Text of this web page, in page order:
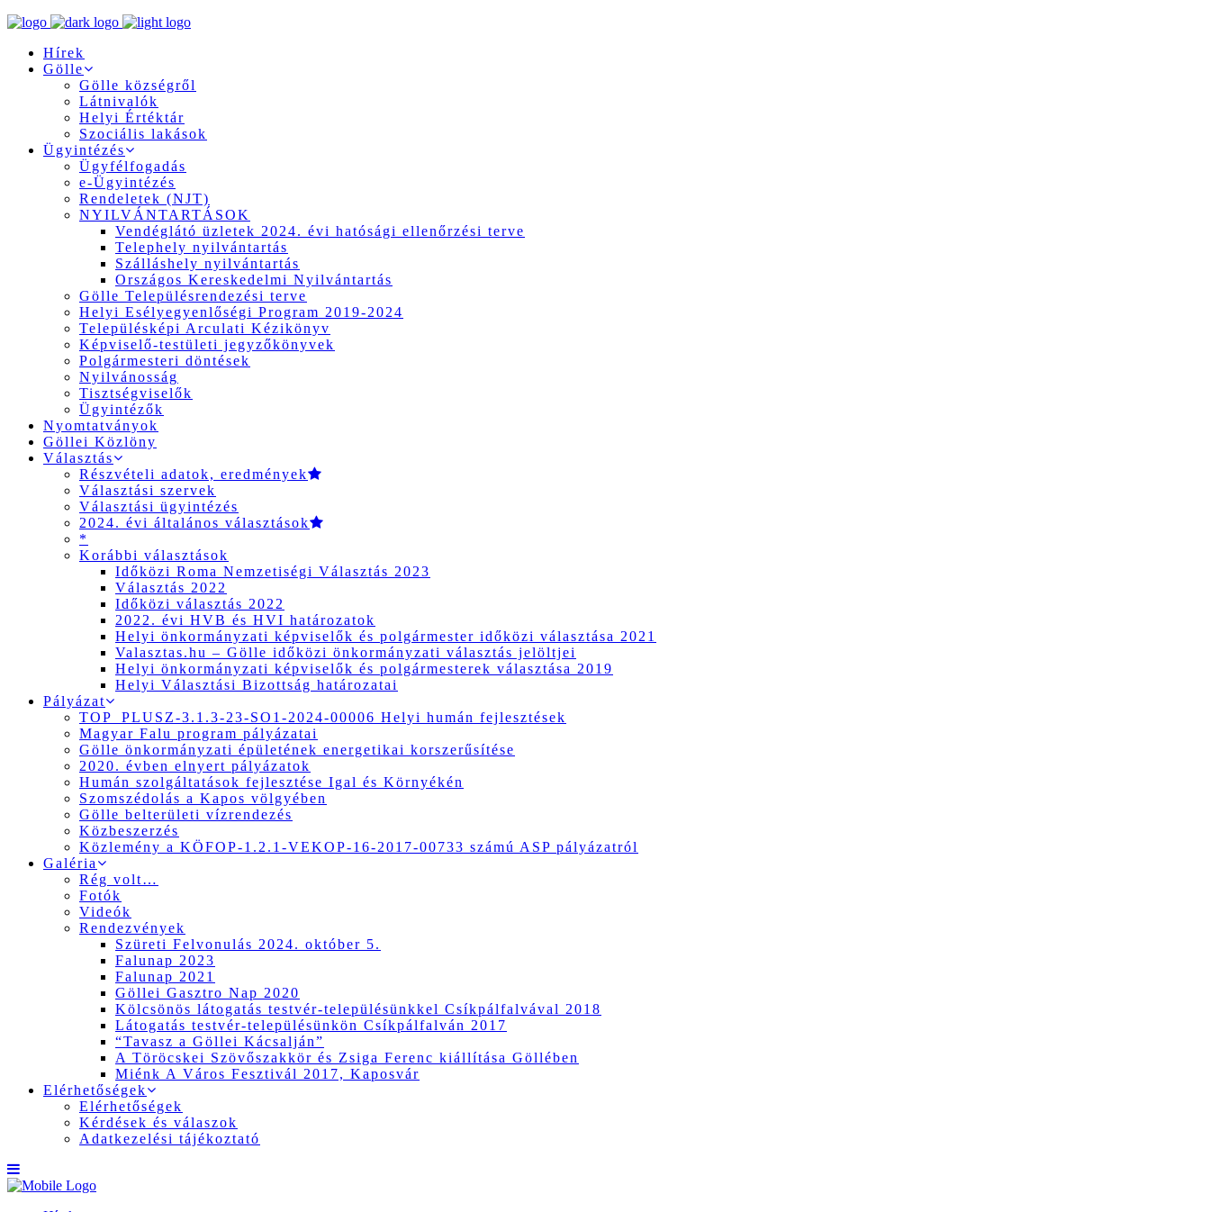
Hírek
Gölle
Gölle községről
Látnivalók
Helyi Értéktár
Szociális lakások
Ügyintézés
Ügyfélfogadás
e-Ügyintézés
Rendeletek (NJT)
NYILVÁNTARTÁSOK
Vendéglátó üzletek 2024. évi hatósági ellenőrzési terve
Telephely nyilvántartás
Szálláshely nyilvántartás
Országos Kereskedelmi Nyilvántartás
Gölle Településrendezési terve
Helyi Esélyegyenlőségi Program 2019-2024
Településképi Arculati Kézikönyv
Képviselő-testületi jegyzőkönyvek
Polgármesteri döntések
Nyilvánosság
Tisztségviselők
Ügyintézők
Nyomtatványok
Göllei Közlöny
Választás
Részvételi adatok, eredmények
Választási szervek
Választási ügyintézés
2024. évi általános választások
*
Korábbi választások
Időközi Roma Nemzetiségi Választás 2023
Választás 2022
Időközi választás 2022
2022. évi HVB és HVI határozatok
Helyi önkormányzati képviselők és polgármester időközi választása 2021
Valasztas.hu – Gölle időközi önkormányzati választás jelöltjei
Helyi önkormányzati képviselők és polgármesterek választása 2019
Helyi Választási Bizottság határozatai
Pályázat
TOP_PLUSZ-3.1.3-23-SO1-2024-00006 Helyi humán fejlesztések
Magyar Falu program pályázatai
Gölle önkormányzati épületének energetikai korszerűsítése
2020. évben elnyert pályázatok
Humán szolgáltatások fejlesztése Igal és Környékén
Szomszédolás a Kapos völgyében
Gölle belterületi vízrendezés
Közbeszerzés
Közlemény a KÖFOP-1.2.1-VEKOP-16-2017-00733 számú ASP pályázatról
Galéria
Rég volt…
Fotók
Videók
Rendezvények
Szüreti Felvonulás 2024. október 5.
Falunap 2023
Falunap 2021
Göllei Gasztro Nap 2020
Kölcsönös látogatás testvér-településünkkel Csíkpálfalvával 2018
Látogatás testvér-településünkön Csíkpálfalván 2017
“Tavasz a Göllei Kácsalján”
A Töröcskei Szövőszakkör és Zsiga Ferenc kiállítása Göllében
Miénk A Város Fesztivál 2017, Kaposvár
Elérhetőségek
Elérhetőségek
Kérdések és válaszok
Adatkezelési tájékoztató